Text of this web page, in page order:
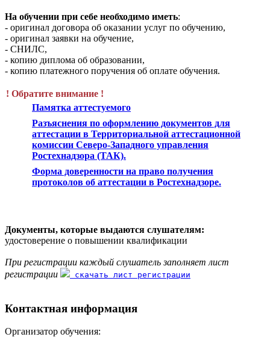
На обучении при себе необходимо иметь:
- оригинал договора об оказании услуг по обучению,
- оригинал заявки на обучение,
- СНИЛС,
- копию диплома об образовании,
- копию платежного поручения об оплате обучения.
! Обратите внимание !
Памятка аттестуемого
Разъяснения по оформлению документов для
аттестации в Территориальной аттестационной
комиссии Северо-Западного управления
Ростехнадзора (ТАК).
Форма доверенности на право получения
протоколов об аттестации в Ростехнадзоре.
Документы, которые выдаются слушателям:
удостоверение о повышении квалификации
При регистрации каждый слушатель заполняет лист
регистрации
скачать лист регистрации
Контактная информация
Организатор обучения: